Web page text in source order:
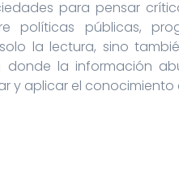
para pensar
políticas públicas,
la lectura, sino
donde la información
y aplicar el